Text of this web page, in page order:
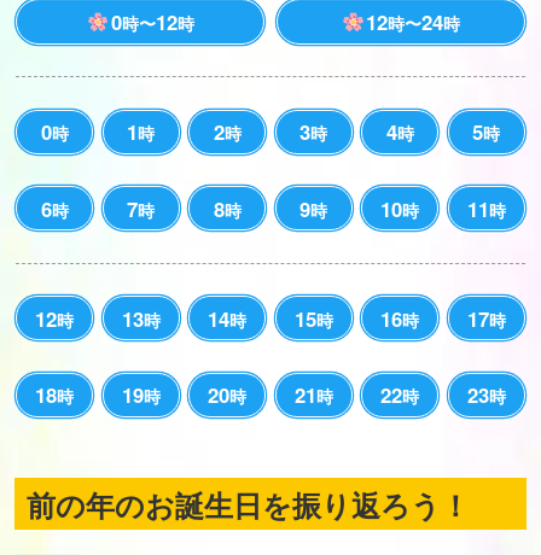
0時〜12時 12時〜24時
0時 1時 2時 3時 4時 5時
6時 7時 8時 9時 10時 11時
12時 13時 14時 15時 16時 17時
18時 19時 20時 21時 22時 23時
前の年のお誕生日を振り返ろう！